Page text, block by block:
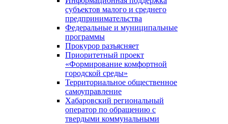
субъектов малого и среднего
предпринимательства
Федеральные и муниципальные
программы
Прокурор разъясняет
Приоритетный проект
«Формирование комфортной
городской среды»
Территориальное общественное
самоуправление
Хабаровский региональный
оператор по обращению с
твердыми коммунальными